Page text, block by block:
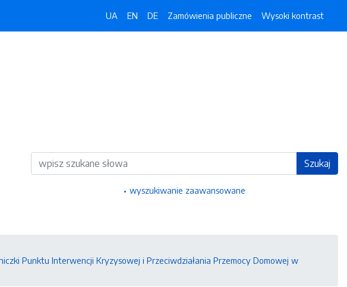
UA EN DE Zamówienia publiczne Wysoki kontrast
Wyszukiwarka Szukaj
wyszukiwanie zaawansowane
Punktu Interwencji Kryzysowej i Przeciwdziałania Przemocy Domowej w